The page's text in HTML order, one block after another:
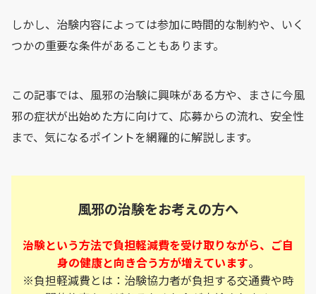
しかし、治験内容によっては参加に時間的な制約や、いく
つかの重要な条件があることもあります。
この記事では、風邪の治験に興味がある方や、まさに今風
邪の症状が出始めた方に向けて、応募からの流れ、安全性
まで、気になるポイントを網羅的に解説します。
風邪の治験をお考えの方へ
治験という方法で負担軽減費を受け取りながら、ご自
身の健康と向き合う方が増えています。
※負担軽減費とは：治験協力者が負担する交通費や時